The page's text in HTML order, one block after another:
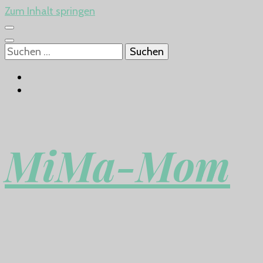
Zum Inhalt springen
Suchen
nach:
MiMa-Mom